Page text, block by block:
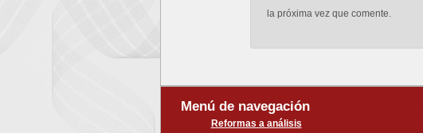
la próxima vez que comente.
Menú de navegación
Reformas a análisis